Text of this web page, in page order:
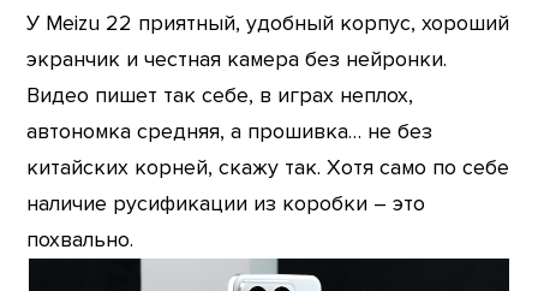
У Meizu 22 приятный, удобный корпус, хороший
экранчик и честная камера без нейронки.
Видео пишет так себе, в играх неплох,
автономка средняя, а прошивка… не без
китайских корней, скажу так. Хотя само по себе
наличие русификации из коробки – это
похвально.